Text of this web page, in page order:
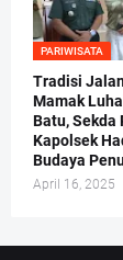
PARIWISATA
Tradisi
Mamak
Batu, Sekda
Kapolsek
Budaya
April 16, 2025